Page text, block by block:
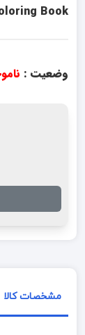
Book
وضعیت :
مشخصات کالا